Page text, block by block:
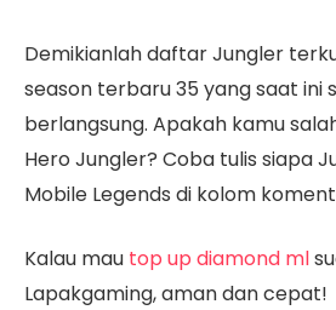
Demikianlah daftar Jungler
season terbaru 35 yang saat ini
berlangsung. Apakah kamu
Hero Jungler? Coba tulis siapa
Mobile Legends di kolom
Kalau mau top up diamond ml
Lapakgaming, aman dan cepat!